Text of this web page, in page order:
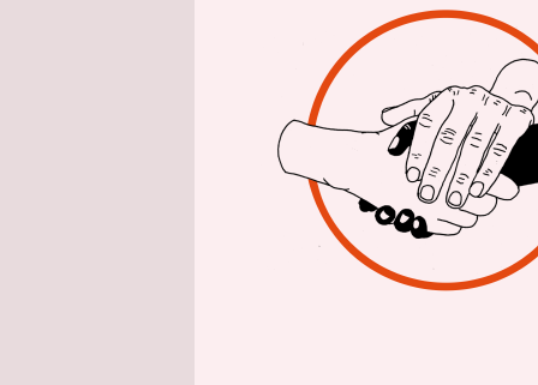
könne,
Hetzner.
Der
seinen
Orleans
er nach
hatte, und